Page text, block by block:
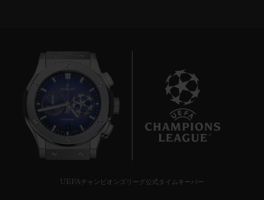
UEFAチャンピオンズリーグ公式タイムキーパー